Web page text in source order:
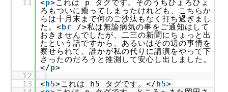
11
<p>これは p タグです。そのうちひょろひょ
ろもついに癒ってしまったけれども、こちらか
らは十月末まで何のご沙汰もなく打ち過ぎまし
た。<br
/>私は無論病気の事をご通知はして
おきませんでしたが、二三の新聞にちょっと出
たという話ですから、あるいはその辺の事情を
察せられて、誰かが私の代りに講演をやって下
さったのだろうと推測して安心し出しました。
</p>
12
13
<h5>これは h5 タグです。</h5>